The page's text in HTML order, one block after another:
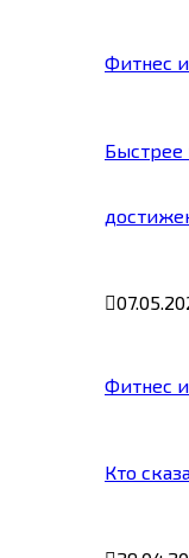
Фитнес
Быстрее
Фитнес
Кто